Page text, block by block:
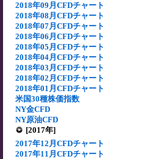
2018年09月CFDチャート
2018年08月CFDチャート
2018年07月CFDチャート
2018年06月CFDチャート
2018年05月CFDチャート
2018年04月CFDチャート
2018年03月CFDチャート
2018年02月CFDチャート
2018年01月CFDチャート
米国30種株価指数
NY金CFD
NY原油CFD
[2017年]
2017年12月CFDチャート
2017年11月CFDチャート